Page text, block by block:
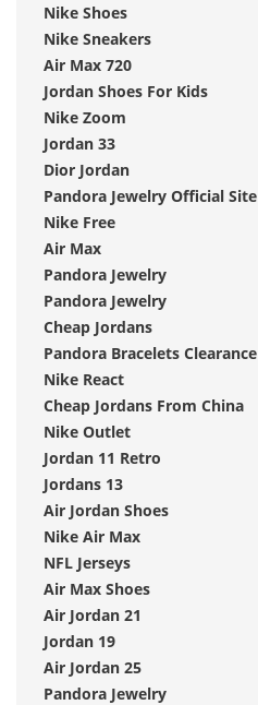
Nike Shoes
Nike Sneakers
Air Max 720
Jordan Shoes For Kids
Nike Zoom
Jordan 33
Dior Jordan
Pandora Jewelry Official Site
Nike Free
Air Max
Pandora Jewelry
Pandora Jewelry
Cheap Jordans
Pandora Bracelets Clearance
Nike React
Cheap Jordans From China
Nike Outlet
Jordan 11 Retro
Jordans 13
Air Jordan Shoes
Nike Air Max
NFL Jerseys
Air Max Shoes
Air Jordan 21
Jordan 19
Air Jordan 25
Pandora Jewelry